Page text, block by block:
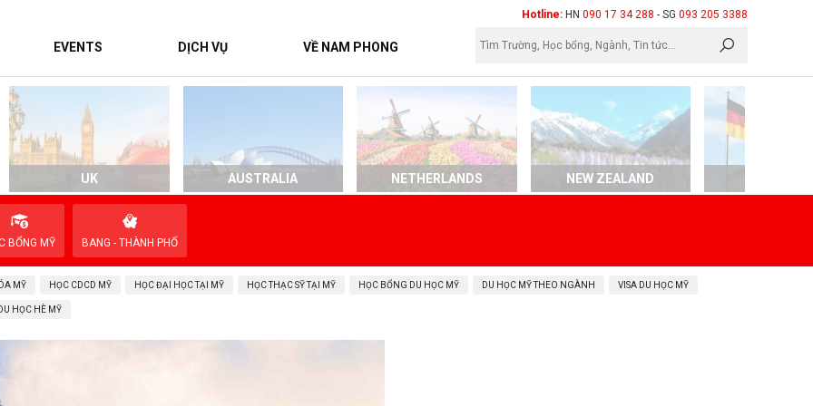
Hotline: HN 090 17 34 288 - SG 093 205 3388
EVENTS DỊCH VỤ VỀ NAM PHONG
UK AUSTRALIA NETHERLANDS NEW ZEALAND
BỔNG MỸ BANG - THÀNH PHỐ
MỸ HỌC CDCD MỸ HỌC ĐẠI HỌC TẠI MỸ HỌC THẠC SỸ TẠI MỸ HỌC BỔNG DU HỌC MỸ DU HỌC MỸ THEO NGÀNH VISA DU HỌC MỸ
DU HỌC HÈ MỸ